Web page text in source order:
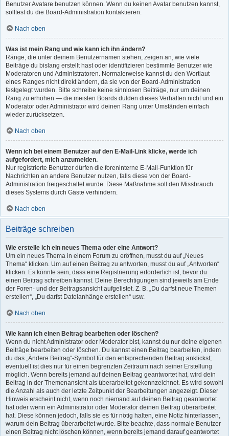
Benutzer Avatare benutzen können. Wenn du keinen Avatar benutzen kannst,
solltest du die Board-Administration kontaktieren.
Nach oben
Was ist mein Rang und wie kann ich ihn ändern?
Ränge, die unter deinem Benutzernamen stehen, zeigen an, wie viele
Beiträge du bislang erstellt hast oder identifizieren bestimmte Benutzer wie
Moderatoren und Administratoren. Normalerweise kannst du den Wortlaut
eines Ranges nicht direkt ändern, da sie von der Board-Administration
festgelegt wurden. Bitte schreibe keine sinnlosen Beiträge, nur um deinen
Rang zu erhöhen — die meisten Boards dulden dieses Verhalten nicht und ein
Moderator oder Administrator wird deinen Rang unter Umständen einfach
wieder zurücksetzen.
Nach oben
Wenn ich bei einem Benutzer auf den E-Mail-Link klicke, werde ich
aufgefordert, mich anzumelden.
Nur registrierte Benutzer dürfen die foreninterne E-Mail-Funktion für
Nachrichten an andere Benutzer nutzen, falls diese von der Board-
Administration freigeschaltet wurde. Diese Maßnahme soll den Missbrauch
dieses Systems durch Gäste verhindern.
Nach oben
Beiträge schreiben
Wie erstelle ich ein neues Thema oder eine Antwort?
Um ein neues Thema in einem Forum zu eröffnen, musst du auf „Neues
Thema“ klicken. Um auf einen Beitrag zu antworten, musst du auf „Antworten“
klicken. Es könnte sein, dass eine Registrierung erforderlich ist, bevor du
einen Beitrag schreiben kannst. Deine Berechtigungen sind jeweils am Ende
der Foren- und der Beitragsansicht aufgelistet. Z. B. „Du darfst neue Themen
erstellen“, „Du darfst Dateianhänge erstellen“ usw.
Nach oben
Wie kann ich einen Beitrag bearbeiten oder löschen?
Wenn du nicht Administrator oder Moderator bist, kannst du nur deine eigenen
Beiträge bearbeiten oder löschen. Du kannst einen Beitrag bearbeiten, indem
du das „Ändere Beitrag“-Symbol für den entsprechenden Beitrag anklickst;
eventuell ist dies nur für einen begrenzten Zeitraum nach seiner Erstellung
möglich. Wenn bereits jemand auf deinen Beitrag geantwortet hat, wird dein
Beitrag in der Themenansicht als überarbeitet gekennzeichnet. Es wird sowohl
die Anzahl als auch der letzte Zeitpunkt der Bearbeitungen angezeigt. Dieser
Hinweis erscheint nicht, wenn noch niemand auf deinen Beitrag geantwortet
hat oder wenn ein Administrator oder Moderator deinen Beitrag überarbeitet
hat. Diese können jedoch, falls sie es für nötig halten, eine Notiz hinterlassen,
warum dein Beitrag überarbeitet wurde. Bitte beachte, dass normale Benutzer
einen Beitrag nicht löschen können, wenn bereits jemand darauf geantwortet